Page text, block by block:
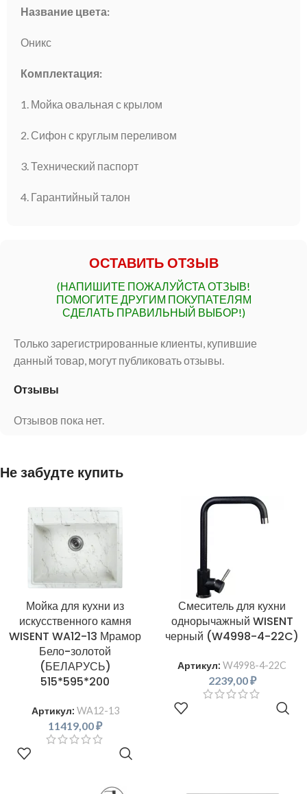
Название цвета:
Оникс
Комплектация:
1. Мойка овальная с крылом
2. Сифон с круглым переливом
3. Технический паспорт
4. Гарантийный талон
ОСТАВИТЬ ОТЗЫВ
(НАПИШИТЕ ПОЖАЛУЙСТА ОТЗЫВ!
ПОМОГИТЕ ДРУГИМ ПОКУПАТЕЛЯМ
СДЕЛАТЬ ПРАВИЛЬНЫЙ ВЫБОР!)
Отзывы
Отзывов пока нет.
Только зарегистрированные клиенты, купившие
данный товар, могут публиковать отзывы.
Не забудте купить
Мойка для кухни из
искусственного камня
WISENT WA12-13 Мрамор
Бело-золотой
(БЕЛАРУСЬ)
515*595*200
Артикул: WA12-13
11419,00₽
Смеситель для кухни
однорычажный WISENT
черный (W4998-4-22C)
Артикул: W4998-4-22C
2239,00₽